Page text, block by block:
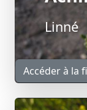
Linné
Accéder à la